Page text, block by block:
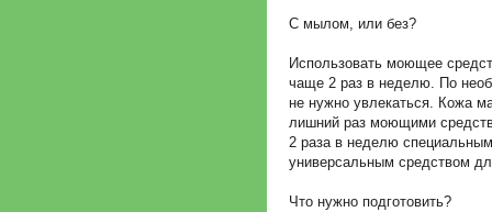
С мылом, или без?
Использовать моющее
чаще 2 раз в неделю. По
не нужно увлекаться. Кожа
лишний раз моющими
2 раза в неделю
универсальным средством
Что нужно подготовить?